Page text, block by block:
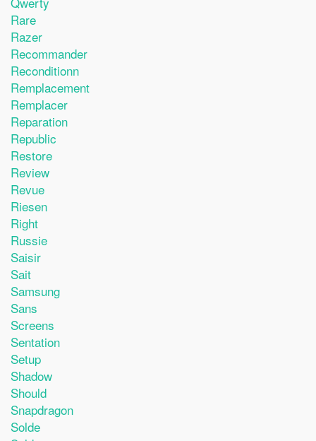
Rare
Razer
Recommander
Reconditionn
Remplacement
Remplacer
Reparation
Republic
Restore
Review
Revue
Riesen
Right
Russie
Saisir
Sait
Samsung
Sans
Screens
Sentation
Setup
Shadow
Should
Snapdragon
Solde